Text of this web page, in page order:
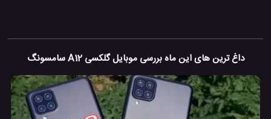
داغ ترین های این ماه بررسی موبایل گلکسی A12 سامسونگ